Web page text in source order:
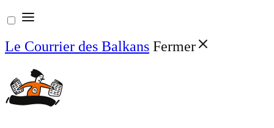
Aller
au
contenu
Le Courrier des Balkans Fermer